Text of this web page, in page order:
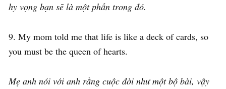
hy vọng bạn sẽ là một phần trong đó.
9. My mom told me that life is like a deck of cards, so
you must be the queen of hearts.
Mẹ anh nói với anh rằng cuộc đời như một bộ bài, vậy